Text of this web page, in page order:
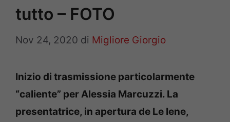
tutto – FOTO
Nov 24, 2020 di Migliore Giorgio
Inizio di trasmissione particolarmente
“caliente” per Alessia Marcuzzi. La
presentatrice, in apertura de Le Iene,